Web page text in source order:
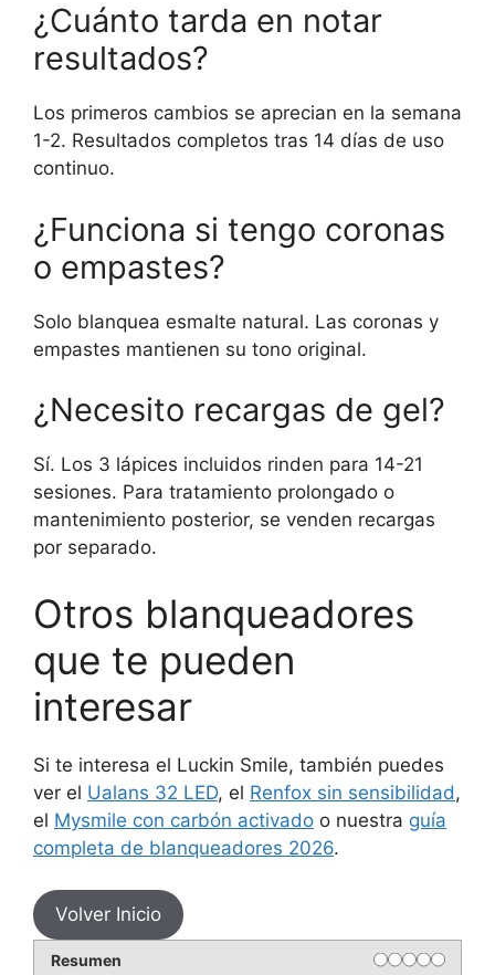
¿Cuánto tarda en notar
resultados?
Los primeros cambios se aprecian en la semana
1-2. Resultados completos tras 14 días de uso
continuo.
¿Funciona si tengo coronas
o empastes?
Solo blanquea esmalte natural. Las coronas y
empastes mantienen su tono original.
¿Necesito recargas de gel?
Sí. Los 3 lápices incluidos rinden para 14-21
sesiones. Para tratamiento prolongado o
mantenimiento posterior, se venden recargas
por separado.
Otros blanqueadores
que te pueden
interesar
Si te interesa el Luckin Smile, también puedes
ver el Ualans 32 LED, el Renfox sin sensibilidad,
el Mysmile con carbón activado o nuestra guía
completa de blanqueadores 2026.
Volver Inicio
Resumen Rating
1 star
2 stars
3 stars
4 stars
5 stars